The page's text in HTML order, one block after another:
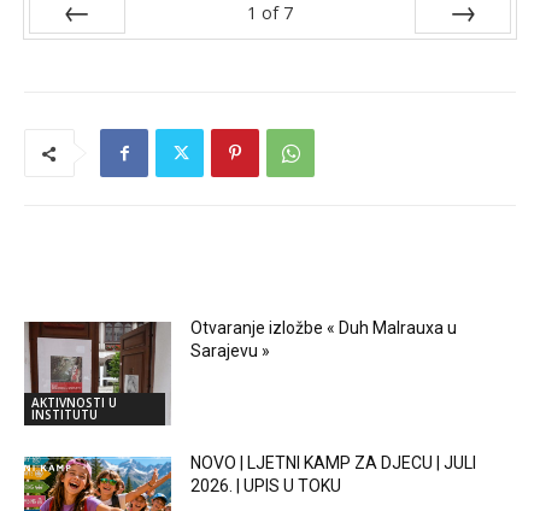
1 of 7
AKTIVNOSTI U
INSTITUTU
Otvaranje izložbe « Duh Malrauxa u
Sarajevu »
NOVO | LJETNI KAMP ZA DJECU | JULI
2026. | UPIS U TOKU